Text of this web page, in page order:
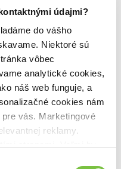
údajmi?
do vášho
Niektoré sú
vôbec
analytické cookies,
náš web funguje, a
cookies nám
vás. Marketingové
reklamy.
ako dva týždne
Do košíka
- prečítaná (bazár
(2016)
in love, he loves too hard
als alles, was Landon
Aber er hat einen netten